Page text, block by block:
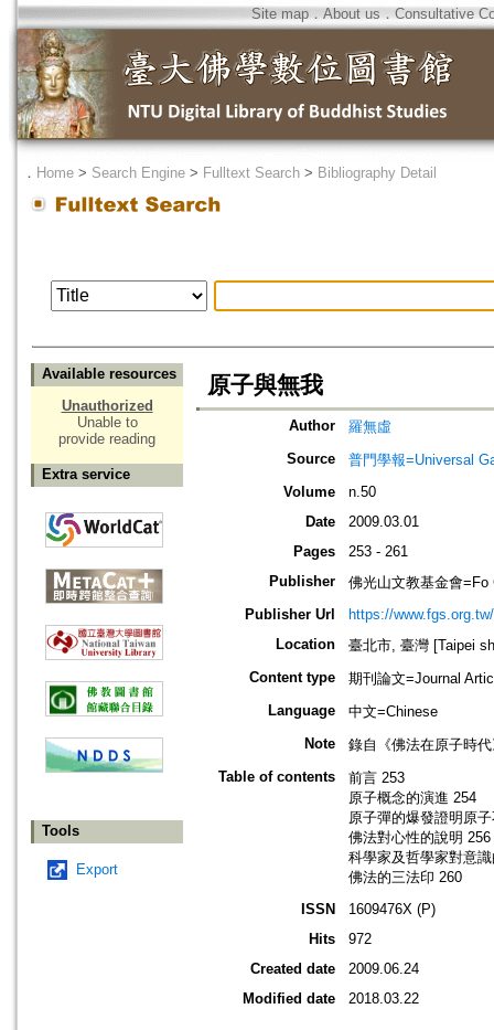
Site map．About us ． Consultative
． Home > Search Engine > Fulltext Search > Bibliography Detail
Available resources
Unauthorized
Unable to
provide reading
Extra service
Tools
Export
原子與無我
Author
羅無虛
Source
普門學報=Universal
Volume
n.50
Date
2009.03.01
Pages
253 - 261
Publisher
佛光山文教基金會
Publisher Url
https://www.fgs.org.tw/
Location
臺北市, 臺灣 [Taipei
Content type
期刊論文=Journal
Language
中文=Chinese
Note
錄自《佛法在原子時
Table of contents
前言 253
原子概念的演進 254
原子彈的爆發證明原
佛法對心性的說明 256
科學家及哲學家對意
佛法的三法印 260
ISSN
1609476X (P)
Hits
972
Created date
2009.06.24
Modified date
2018.03.22